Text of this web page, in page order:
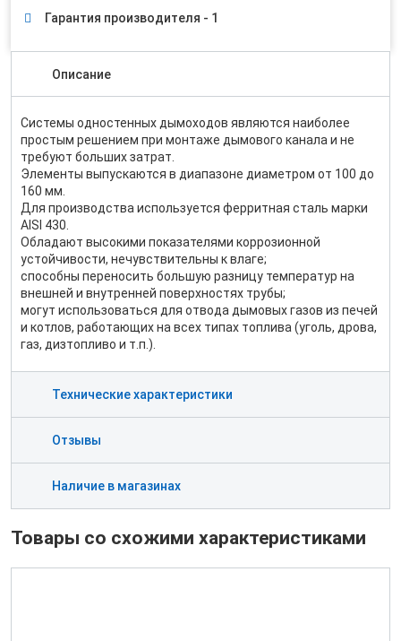
Гарантия производителя - 1
Описание
Системы одностенных дымоходов являются наиболее
простым решением при монтаже дымового канала и не
требуют больших затрат.
Элементы выпускаются в диапазоне диаметром от 100 до
160 мм.
Для производства используется ферритная сталь марки
AISI 430.
Обладают высокими показателями коррозионной
устойчивости, нечувствительны к влаге;
способны переносить большую разницу температур на
внешней и внутренней поверхностях трубы;
могут использоваться для отвода дымовых газов из печей
и котлов, работающих на всех типах топлива (уголь, дрова,
газ, дизтопливо и т.п.).
Технические характеристики
Отзывы
Наличие в магазинах
Товары со схожими характеристиками